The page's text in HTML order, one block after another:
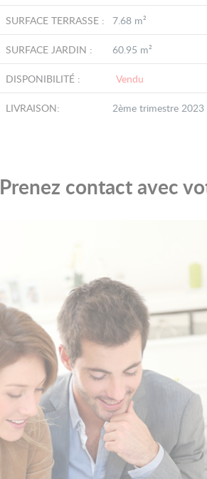
SURFACE TERRASSE : 7.68 m²
SURFACE JARDIN : 60.95 m²
DISPONIBILITÉ : Vendu
LIVRAISON: 2ème trimestre 2023
Prenez contact avec